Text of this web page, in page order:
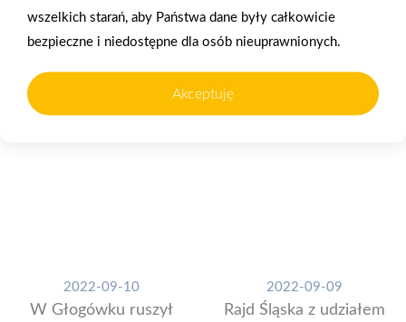
2022-09-10
W Głogówku ruszył
2022-09-09
Rajd Śląska z udziałem
wszelkich starań, aby Państwa dane były całkowicie
bezpieczne i niedostępne dla osób nieuprawnionych.
Akceptuję